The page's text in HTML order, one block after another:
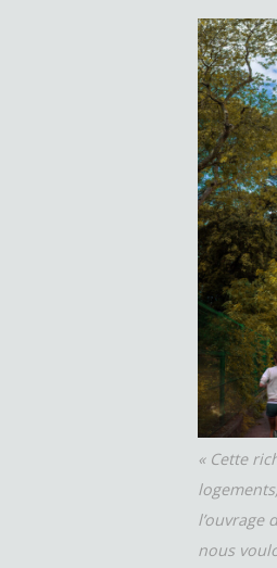
« Cette
l’ouvrage
nous